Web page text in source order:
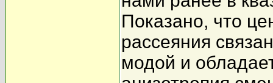
Показано, что
рассеяния
модой и